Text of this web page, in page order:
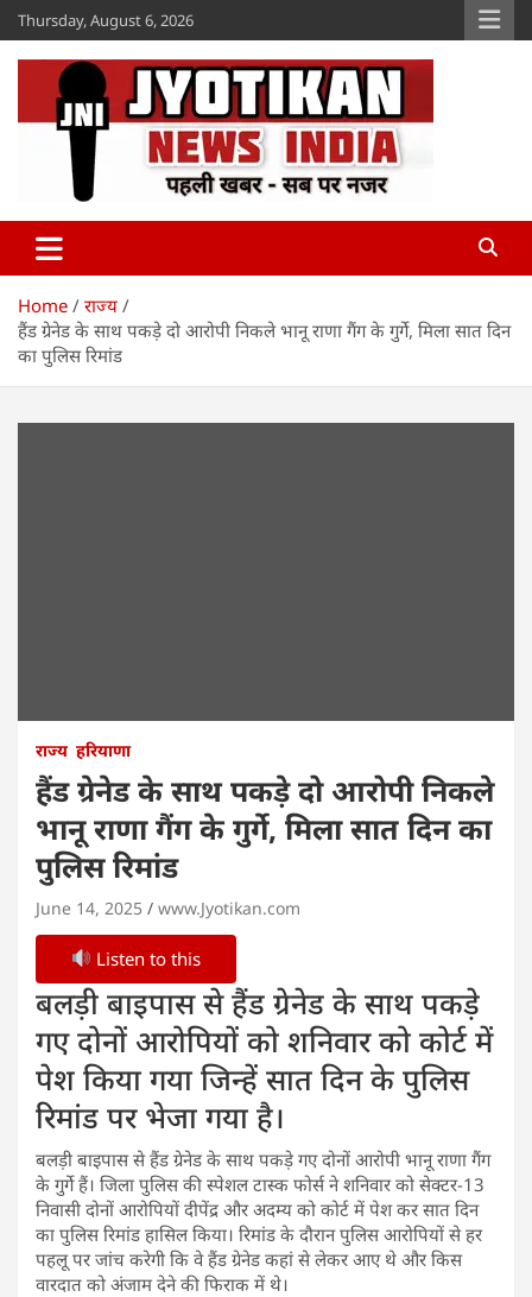
Skip
to
content
Thursday, August 6, 2026
Jyotikan
Home
राज्य
हैंड ग्रेनेड के साथ पकड़े दो आरोपी निकले भानू राणा गैंग के गुर्गे, मिला सात दिन
का पुलिस रिमांड
राज्य हरियाणा
हैंड ग्रेनेड के साथ पकड़े दो आरोपी निकले
भानू राणा गैंग के गुर्गे, मिला सात दिन का
पुलिस रिमांड
June 14, 2025 www.Jyotikan.com
Listen to this
बलड़ी बाइपास से हैंड ग्रेनेड के साथ पकड़े
गए दोनों आरोपियों को शनिवार को कोर्ट में
पेश किया गया जिन्हें सात दिन के पुलिस
रिमांड पर भेजा गया है।
बलड़ी बाइपास से हैंड ग्रेनेड के साथ पकड़े गए दोनों आरोपी भानू राणा गैंग
के गुर्गे हैं। जिला पुलिस की स्पेशल टास्क फोर्स ने शनिवार को सेक्टर-13
निवासी दोनों आरोपियों दीपेंद्र और अदम्य को कोर्ट में पेश कर सात दिन
का पुलिस रिमांड हासिल किया। रिमांड के दौरान पुलिस आरोपियों से हर
पहलू पर जांच करेगी कि वे हैंड ग्रेनेड कहां से लेकर आए थे और किस
वारदात को अंजाम देने की फिराक में थे।